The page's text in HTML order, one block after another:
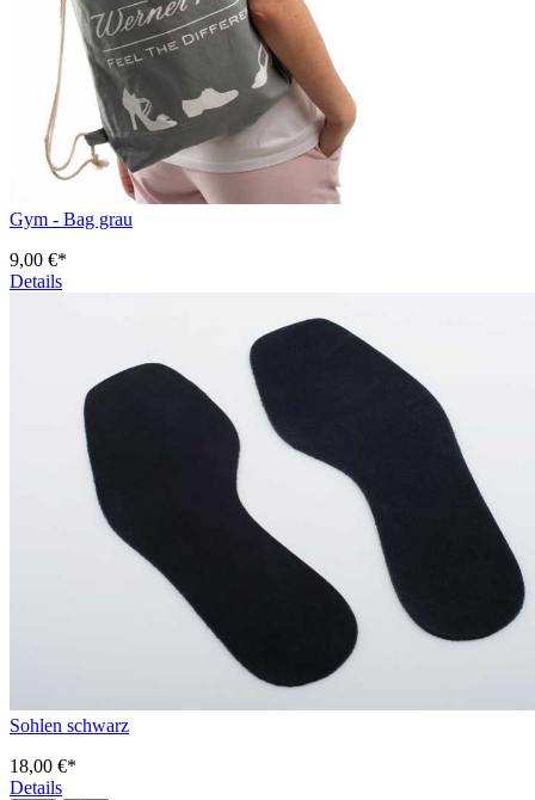
Gym - Bag grau
9,00 €*
Details
Sohlen schwarz
18,00 €*
Details